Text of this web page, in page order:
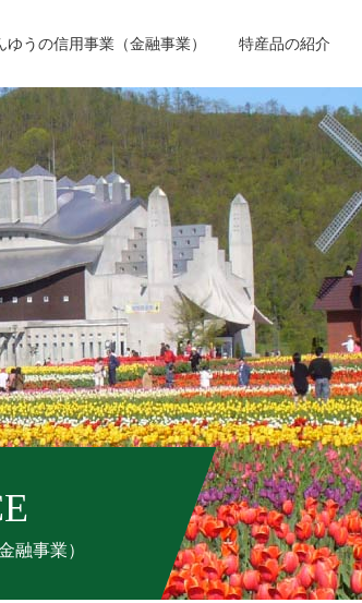
ゆうの信用事業（金融事業） 特産品の紹介
融事業）